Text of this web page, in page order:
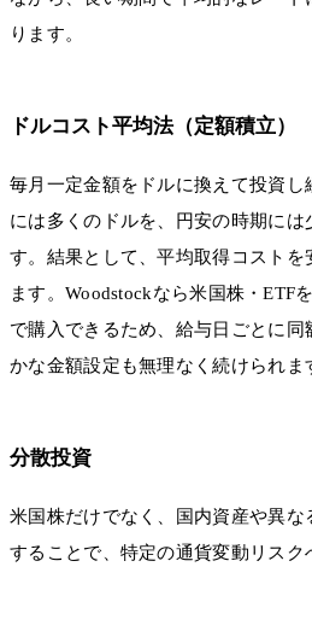
ります。
ドルコスト平均法（定額積立）
毎月一定金額をドルに換えて投資し
には多くのドルを、円安の時期には
す。結果として、平均取得コストを
ます。Woodstockなら米国株・ETF
で購入できるため、給与日ごとに
かな金額設定も無理なく続けられま
分散投資
米国株だけでなく、国内資産や異
することで、特定の通貨変動リスク